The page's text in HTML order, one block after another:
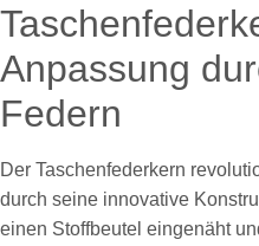
Anpassung
Federn
Der Taschenfederkern
durch seine innovative
einen Stoffbeutel eingenäht